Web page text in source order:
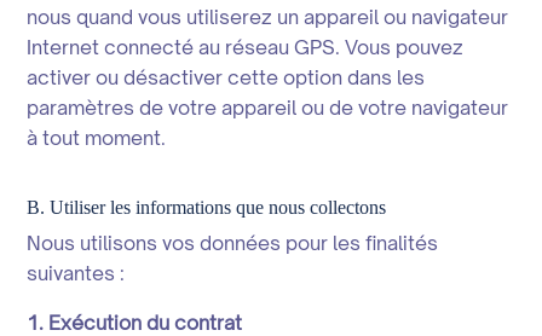
nous quand vous utiliserez un appareil ou navigateur
Internet connecté au réseau GPS. Vous pouvez
activer ou désactiver cette option dans les
paramètres de votre appareil ou de votre navigateur
à tout moment.
B. Utiliser les informations que nous collectons
Nous utilisons vos données pour les finalités
suivantes :
1. Exécution du contrat